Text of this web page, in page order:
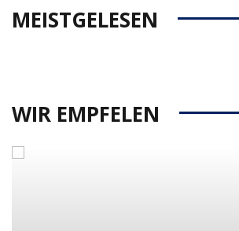
MEISTGELESEN
WIR EMPFELEN